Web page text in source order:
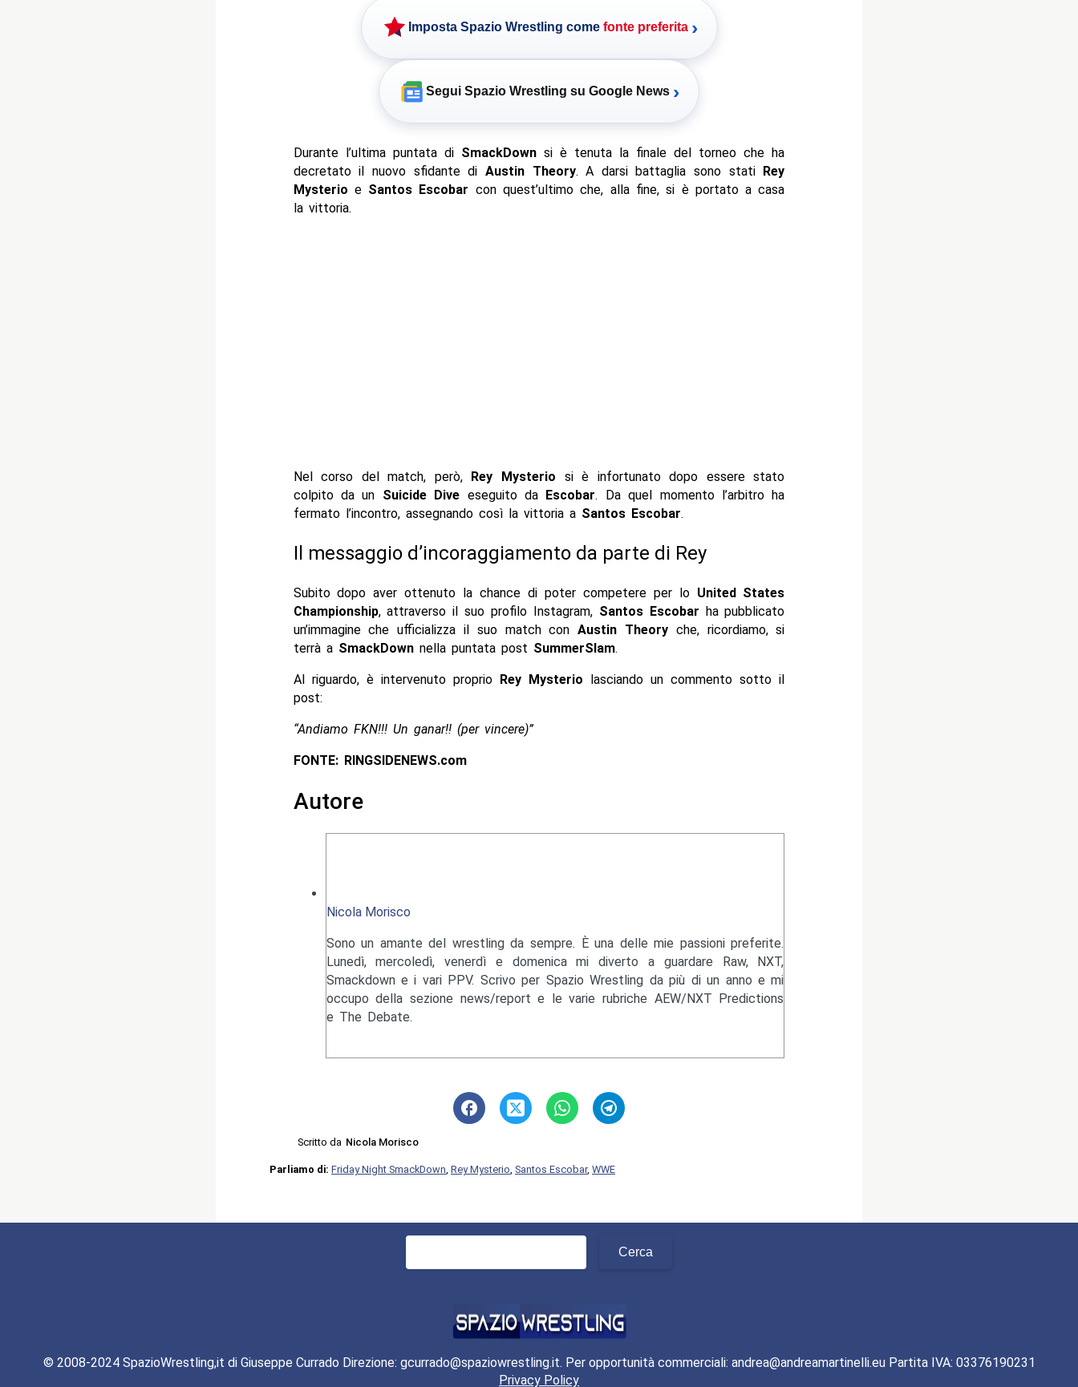
Imposta Spazio Wrestling come fonte preferita ›
Segui Spazio Wrestling su Google News ›
Durante l’ultima puntata di SmackDown si è tenuta la finale del torneo che ha
decretato il nuovo sfidante di Austin Theory. A darsi battaglia sono stati Rey
Mysterio e Santos Escobar con quest’ultimo che, alla fine, si è portato a casa
la vittoria.
Nel corso del match, però, Rey Mysterio si è infortunato dopo essere stato
colpito da un Suicide Dive eseguito da Escobar. Da quel momento l’arbitro ha
fermato l’incontro, assegnando così la vittoria a Santos Escobar.
Il messaggio d’incoraggiamento da parte di Rey
Subito dopo aver ottenuto la chance di poter competere per lo United States
Championship, attraverso il suo profilo Instagram, Santos Escobar ha pubblicato
un’immagine che ufficializza il suo match conAustin Theory che, ricordiamo, si
terrà a SmackDown nella puntata post SummerSlam.
Al riguardo, è intervenuto proprio Rey Mysterio lasciando un commento sotto il
post:
“Andiamo FKN!!! Un ganar!! (per vincere)”
FONTE: RINGSIDENEWS.com
Autore
Nicola Morisco
Sono un amante del wrestling da sempre. È una delle mie passioni preferite.
Lunedì, mercoledì, venerdì e domenica mi diverto a guardare Raw, NXT,
Smackdown e i vari PPV. Scrivo per Spazio Wrestling da più di un anno e mi
occupo della sezione news/report e le varie rubriche AEW/NXT Predictions
e The Debate.
Scritto da Nicola Morisco
Parliamo di: Friday Night SmackDown Rey Mysterio Santos Escobar, WWE
Ricerca
© 2008-2024 SpazioWrestling,it di Giuseppe Currado Direzione: gcurrado@spaziowrestling.it. Per opportunità commerciali: andrea@andreamartinelli.eu Partita IVA: 03376190231
Privacy Policy